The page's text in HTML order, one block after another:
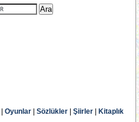
Oyunlar Sözlükler Şiirler Kitaplık